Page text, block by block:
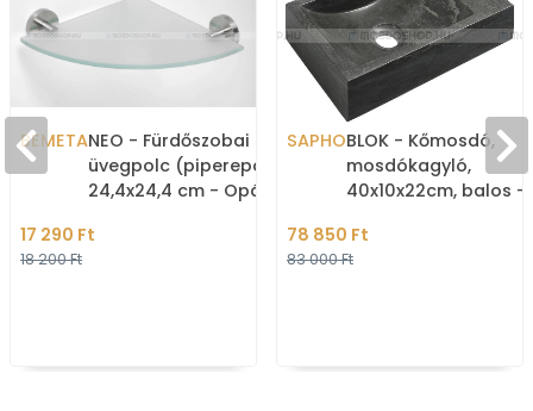
BEMETANEO - Fürdőszobai sarok
üvegpolc (piperepolc) -
24,4x24,4 cm - Opál
rozsdamentes
17 290 Ft
18 200 Ft
SAPHOBLOK - Kőmosdó,
mosdókagyló,
40x10x22cm, balos -
bútorra, falra
(2401-28)
78 850 Ft
83 000 Ft